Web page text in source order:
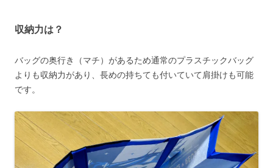
収納力は？
バッグの奥行き（マチ）があるため通常のプラスチックバッグ
よりも収納力があり、長めの持ちても付いていて肩掛けも可能
です。